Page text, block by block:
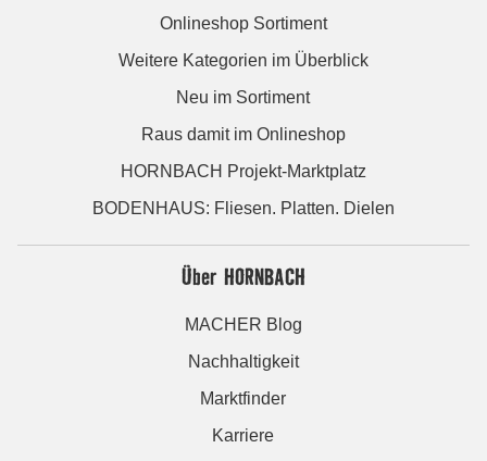
Onlineshop Sortiment
Weitere Kategorien im Überblick
Neu im Sortiment
Raus damit im Onlineshop
HORNBACH Projekt-Marktplatz
BODENHAUS: Fliesen. Platten. Dielen
Über HORNBACH
MACHER Blog
Nachhaltigkeit
Marktfinder
Karriere